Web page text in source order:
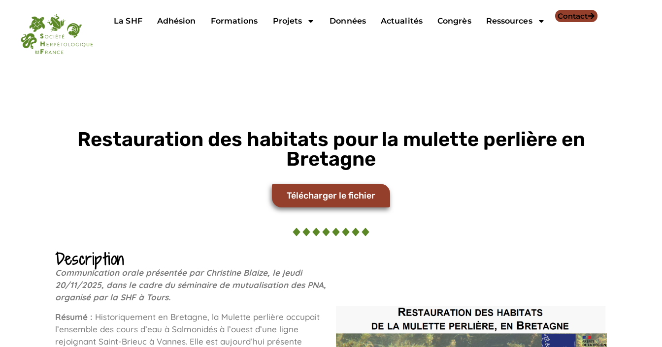
La SHF Adhésion Formations Projets Données Actualités Congrès Ressources
Contact
Restauration des habitats pour la mulette perlière en
Bretagne
Télécharger le fichier
Description
Communication orale présentée par Christine Blaize, le jeudi
20/11/2025, dans le cadre du séminaire de mutualisation des PNA,
organisé par la SHF à Tours.
Résumé : Historiquement en Bretagne, la Mulette perlière occupait
l’ensemble des cours d’eau à Salmonidés à l’ouest d’une ligne
rejoignant Saint-Brieuc à Vannes. Elle est aujourd’hui présente